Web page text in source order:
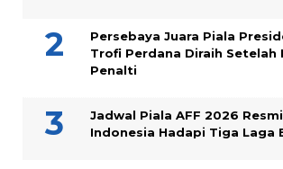
Persebaya Juara Piala
Trofi Perdana Diraih Setelah
Penalti
Jadwal Piala AFF 2026
Indonesia Hadapi Tiga Laga